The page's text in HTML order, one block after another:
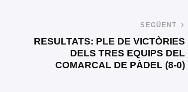
SEGÜENT
RESULTATS: PLE DE VICTÒRIES
DELS TRES EQUIPS DEL
COMARCAL DE PÀDEL (8-0)